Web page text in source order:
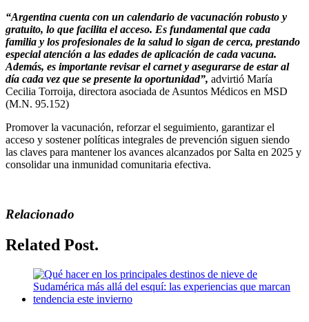
“Argentina cuenta con un calendario de vacunación robusto y
gratuito, lo que facilita el acceso. Es fundamental que cada
familia y los profesionales de la salud lo sigan de cerca, prestando
especial atención a las edades de aplicación de cada vacuna.
Además, es importante revisar el carnet y asegurarse de estar al
día cada vez que se presente la oportunidad”, advirtió María
Cecilia Torroija, directora asociada de Asuntos Médicos en MSD
(M.N. 95.152)
Promover la vacunación, reforzar el seguimiento, garantizar el
acceso y sostener políticas integrales de prevención siguen siendo
las claves para mantener los avances alcanzados por Salta en 2025 y
consolidar una inmunidad comunitaria efectiva.
Relacionado
Related Post.